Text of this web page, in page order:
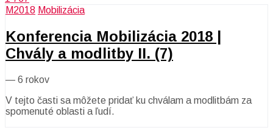
M2018 Mobilizácia
Konferencia Mobilizácia 2018 |
Chvály a modlitby II. (7)
— 6 rokov
V tejto časti sa môžete pridať ku chválam a modlitbám za
spomenuté oblasti a ľudí.